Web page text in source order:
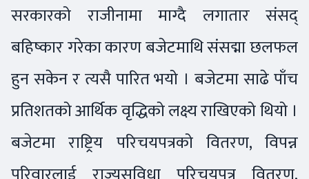
सरकारको राजीनामा माग्दै लगातार संसद्
बहिष्कार गरेका कारण बजेटमाथि संसद्मा छलफल
हुन सकेन र त्यसै पारित भयो । बजेटमा साढे पाँच
प्रतिशतको आर्थिक वृद्धिको लक्ष्य राखिएको थियो ।
बजेटमा राष्ट्रिय परिचयपत्रको वितरण, विपन्न